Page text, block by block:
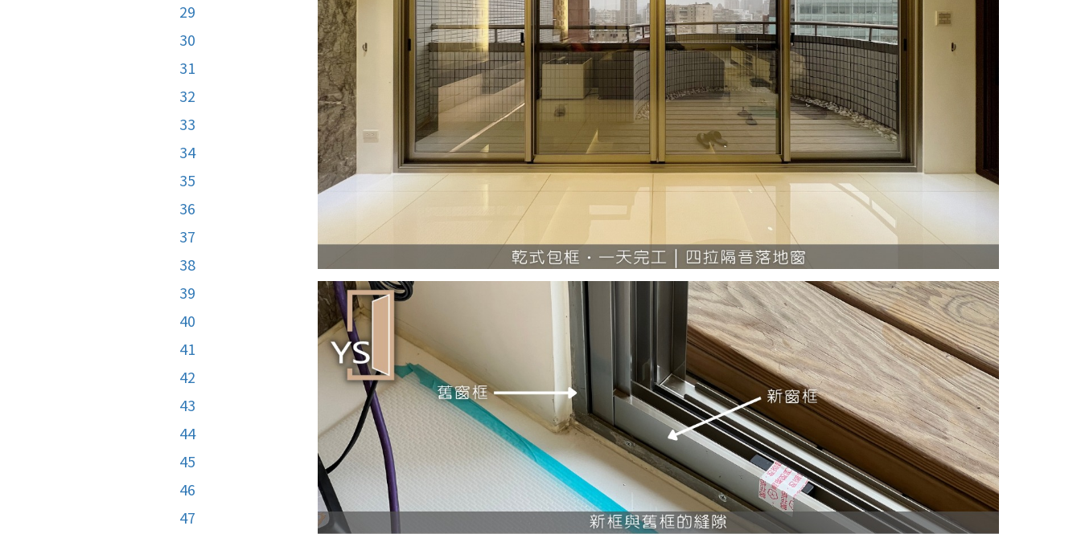
29
30
31
32
33
34
35
36
37
38
39
40
41
42
43
44
45
46
47